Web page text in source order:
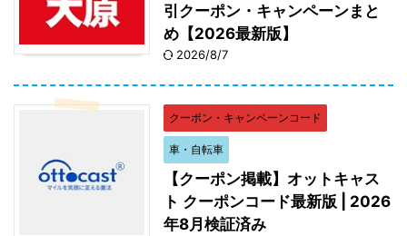
引クーポン・キャンペーンまと
め【2026最新版】
2026/8/7
クーポン・キャンペーンコード
車・自転車
【クーポン掲載】オットキャス
ト クーポンコード最新版 | 2026
年8月検証済み